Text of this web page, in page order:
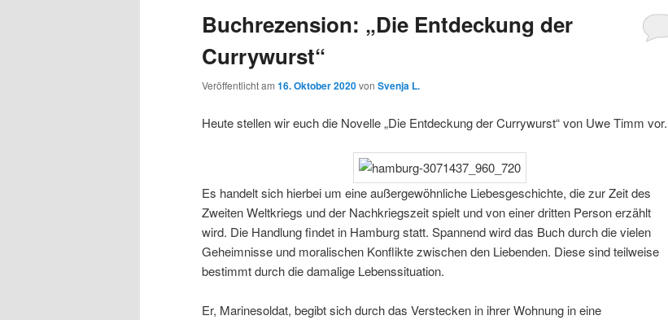
Buchrezension: „Die Entdeckung der
Currywurst“
Veröffentlicht am 16. Oktober 2020von Svenja L.
Heute stellen wir euch die Novelle „Die Entdeckung der Currywurst“ von Uwe Timm vor.
Es handelt sich hierbei um eine außergewöhnliche Liebesgeschichte, die zur Zeit des
Zweiten Weltkriegs und der Nachkriegszeit spielt und von einer dritten Person erzählt
wird. Die Handlung findet in Hamburg statt. Spannend wird das Buch durch die vielen
Geheimnisse und moralischen Konflikte zwischen den Liebenden. Diese sind teilweise
bestimmt durch die damalige Lebenssituation.
Er, Marinesoldat, begibt sich durch das Verstecken in ihrer Wohnung in eine